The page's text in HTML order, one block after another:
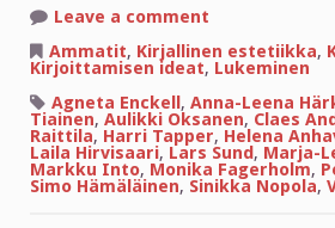
Leave a comment
Miten
kirjani
syntyneet
5
Ammatit, Kirjallinen estetiikka,
Kirjoittamisen ideat, Lukeminen
Agneta Enckell, Anna-Leena
Tiainen, Aulikki Oksanen, Claes
Raittila, Harri Tapper, Helena
Laila Hirvisaari, Lars Sund, Marja-
Markku Into, Monika Fagerholm,
Simo Hämäläinen, Sinikka Nopola,